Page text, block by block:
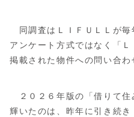
同調査はＬＩＦＵＬＬが毎
アンケート方式ではなく「
掲載された物件への問い合わ
２０２６年版の「借りて住
輝いたのは、昨年に引き続